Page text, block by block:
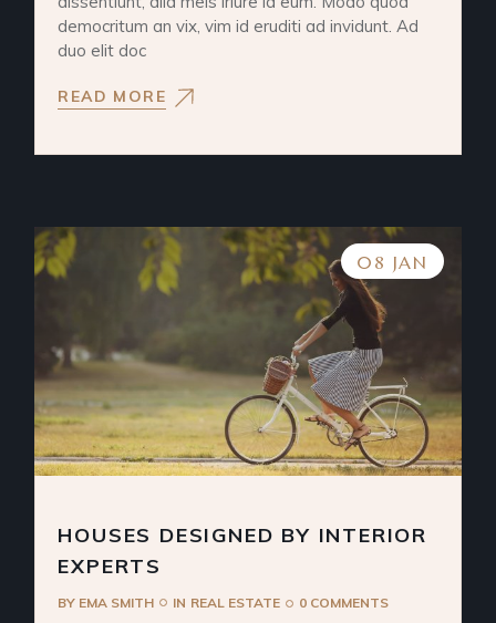
democritum an vix, vim id eruditi ad invidunt. Ad
duo elit doc
READ MORE
08 JAN
HOUSES DESIGNED BY INTERIOR
EXPERTS
BY EMA SMITH IN REAL ESTATE 0 COMMENTS